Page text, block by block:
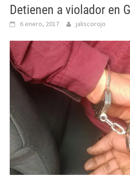
Detienen a violador en
6 enero, 2017 jaliscorojo